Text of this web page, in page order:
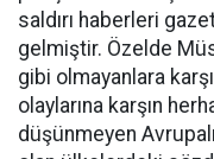
saldırı haberleri
gelmiştir. Özelde
gibi olmayanlara
olaylarına karşın
düşünmeyen